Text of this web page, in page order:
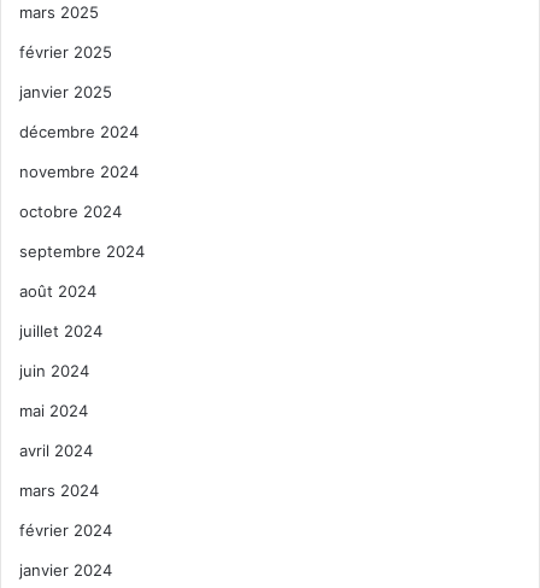
mars 2025
février 2025
janvier 2025
décembre 2024
novembre 2024
octobre 2024
septembre 2024
août 2024
juillet 2024
juin 2024
mai 2024
avril 2024
mars 2024
février 2024
janvier 2024